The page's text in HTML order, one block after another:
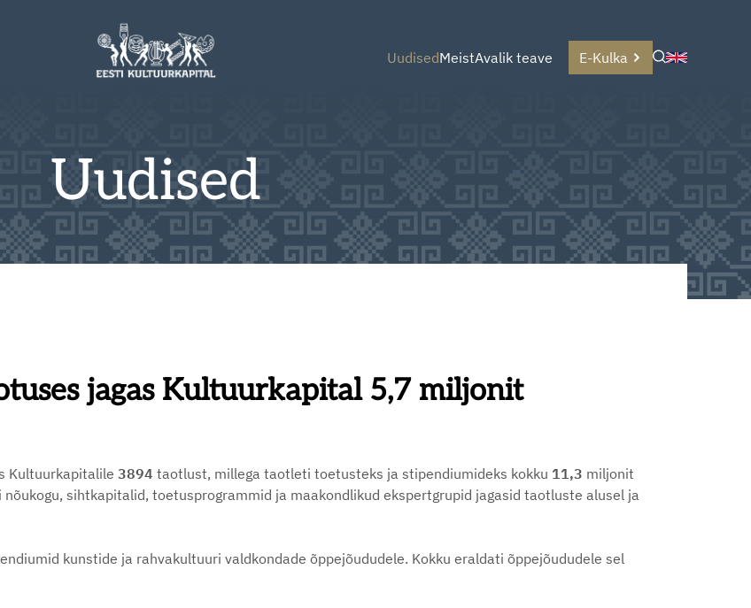
UudisedMeistAvalik teave E-Kulka
Uudised
jagas Kultuurkapital 5,7 miljonit
Kultuurkapitalile 3894 taotlust, millega taotleti toetusteks ja stipendiumideks kokku 11,3 miljonit
sihtkapitalid, toetusprogrammid ja maakondlikud ekspertgrupid jagasid taotluste alusel ja
kunstide ja rahvakultuuri valdkondade õppejõududele. Kokku eraldati õppejõududele sel